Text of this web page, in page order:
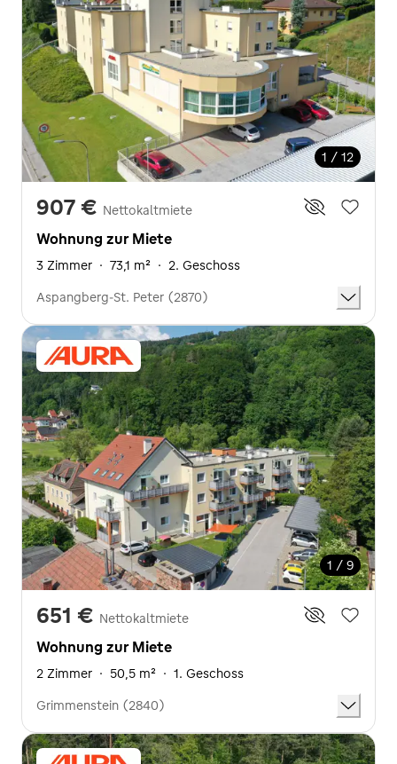
1 / 12
907 € Nettokaltmiete
Wohnung zur Miete
3 Zimmer · 73,1 m² · 2. Geschoss
Aspangberg-St. Peter (2870)
1 / 9
651 € Nettokaltmiete
Wohnung zur Miete
2 Zimmer · 50,5 m² · 1. Geschoss
Grimmenstein (2840)